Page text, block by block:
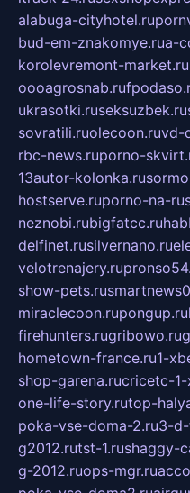
alabuga-cityhotel.ru
bud-em-znakomye.rua-
korolevremont-market.ru
oooagrosnab.ru
ukrasotki.ruseksuzbek.ru
sovratili.ruolecoon.ruvd-
rbc-news.ruporno-
13autor-kolonka.ru
hostserve.ruporno-na-
neznobi.rubigfatcc.ru
delfinet.rusilvernano.ru
velotrenajery.ru
show-pets.ru
miraclecoon.rupongup.ru
firehunters.rugribowo.ru
hometown-france.ru1-
shop-garena.rucricetc-
one-life-story.rutop-
poka-vse-doma-2.ru3-
g2012.rutst-1.rushaggy-
g-2012.ruops-mgr.ru